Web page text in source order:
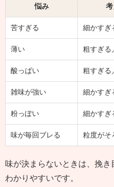
悩み 考
苦すぎる 細かすぎ
薄い 粗すぎる
酸っぱい 粗すぎる
雑味が強い 細かすぎ
粉っぽい 細かすぎ
味が毎回ブレる 粒度がそ
味が決まらないときは、挽
わかりやすいです。